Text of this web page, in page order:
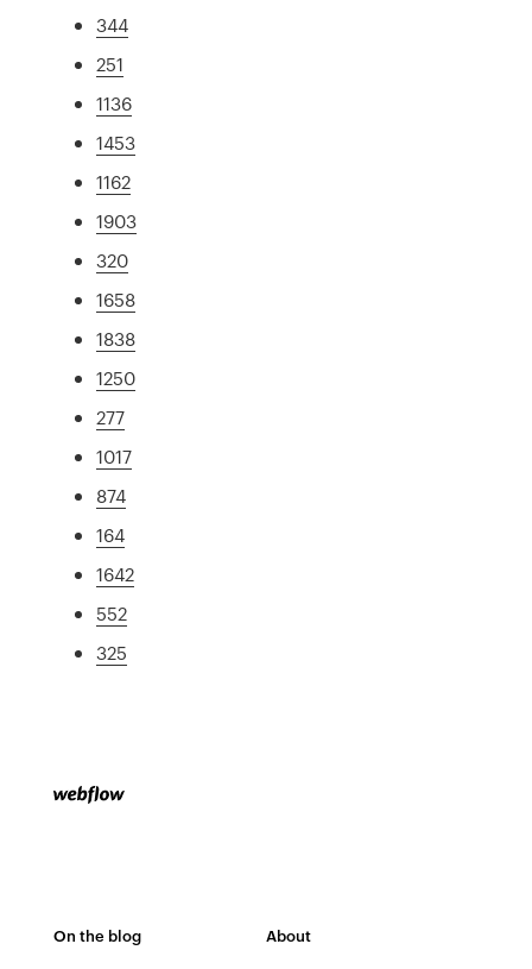
344
251
1136
1453
1162
1903
320
1658
1838
1250
277
1017
874
164
1642
552
325
On the blog About